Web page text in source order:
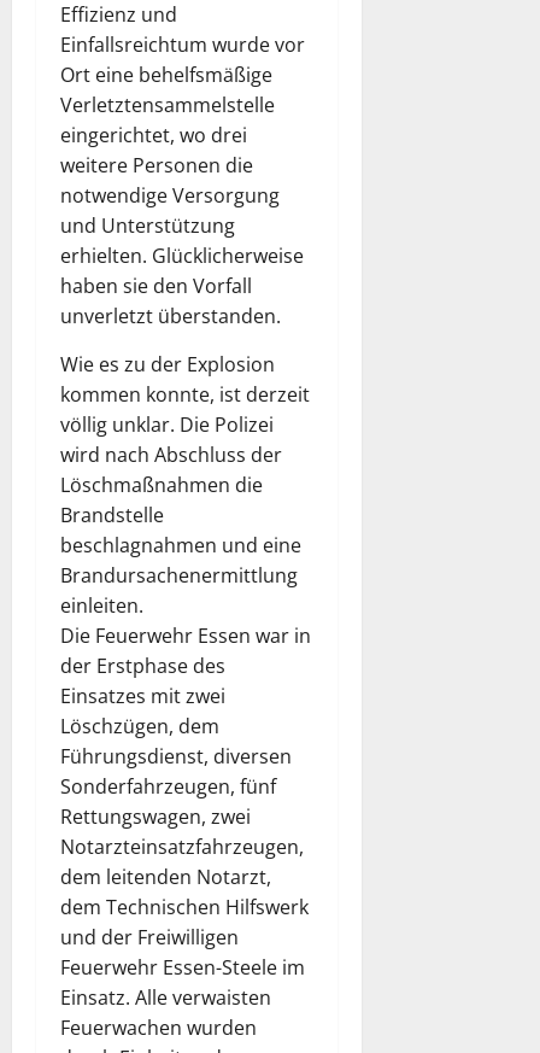
Effizienz und
Einfallsreichtum wurde vor
Ort eine behelfsmäßige
Verletztensammelstelle
eingerichtet, wo drei
weitere Personen die
notwendige Versorgung
und Unterstützung
erhielten. Glücklicherweise
haben sie den Vorfall
unverletzt überstanden.
Wie es zu der Explosion
kommen konnte, ist derzeit
völlig unklar. Die Polizei
wird nach Abschluss der
Löschmaßnahmen die
Brandstelle
beschlagnahmen und eine
Brandursachenermittlung
einleiten.
Die Feuerwehr Essen war in
der Erstphase des
Einsatzes mit zwei
Löschzügen, dem
Führungsdienst, diversen
Sonderfahrzeugen, fünf
Rettungswagen, zwei
Notarzteinsatzfahrzeugen,
dem leitenden Notarzt,
dem Technischen Hilfswerk
und der Freiwilligen
Feuerwehr Essen-Steele im
Einsatz. Alle verwaisten
Feuerwachen wurden